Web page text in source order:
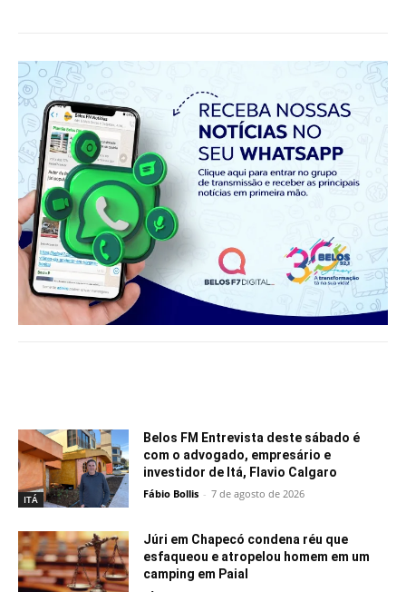
ITÁ
Belos FM Entrevista deste sábado é
com o advogado, empresário e
investidor de Itá, Flavio Calgaro
Fábio Bollis - 7 de agosto de 2026
Júri em Chapecó condena réu que
esfaqueou e atropelou homem em um
camping em Paial